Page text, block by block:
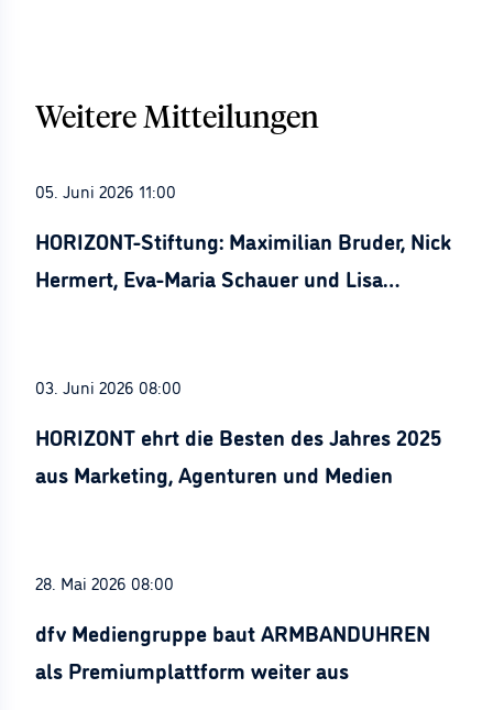
Weitere Mitteilungen
05. Juni 2026 11:00
HORIZONT-Stiftung: Maximilian Bruder, Nick
Hermert, Eva-Maria Schauer und Lisa
03. Juni 2026 08:00
HORIZONT ehrt die Besten des Jahres 2025
aus Marketing, Agenturen und Medien
28. Mai 2026 08:00
dfv Mediengruppe baut ARMBANDUHREN
als Premiumplattform weiter aus